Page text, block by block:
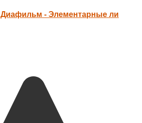
Диафильм - Элементарные ли